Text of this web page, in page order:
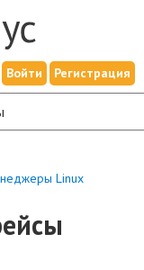
Войти Регистрация
Linux